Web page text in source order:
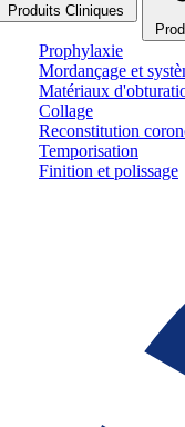
Produits Cliniques
Prophylaxie
Mordançage et
Matériaux
Collage
Reconstitution
Temporisation
Finition et polissage